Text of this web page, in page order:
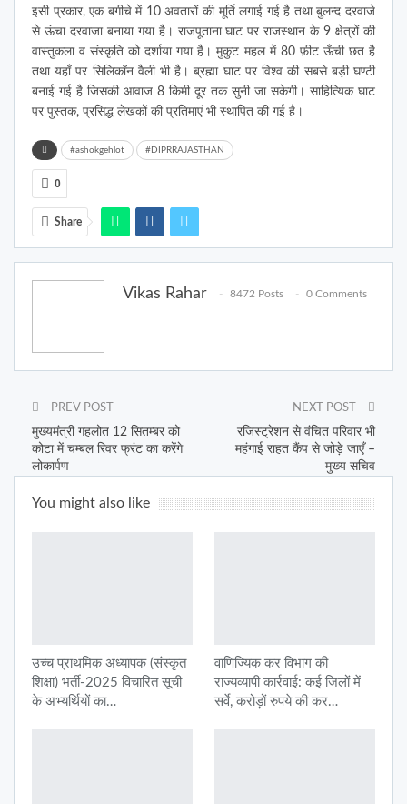
इसी प्रकार, एक बगीचे में 10 अवतारों की मूर्ति लगाई गई है तथा बुलन्द दरवाजे
से ऊंचा दरवाजा बनाया गया है। राजपूताना घाट पर राजस्थान के 9 क्षेत्रों की
वास्तुकला व संस्कृति को दर्शाया गया है। मुकुट महल में 80 फ़ीट ऊँची छत है
तथा यहाँ पर सिलिकॉन वैली भी है। ब्रह्मा घाट पर विश्व की सबसे बड़ी घण्टी
बनाई गई है जिसकी आवाज 8 किमी दूर तक सुनी जा सकेगी। साहित्यिक घाट
पर पुस्तक, प्रसिद्ध लेखकों की प्रतिमाएं भी स्थापित की गई है।
#ashokgehlot #DIPRRAJASTHAN
0
Share
Vikas Rahar 8472 Posts 0 Comments
PREV POST
मुख्यमंत्री गहलोत 12 सितम्बर को
कोटा में चम्बल रिवर फ्रंट का करेंगे
लोकार्पण
NEXT POST
रजिस्ट्रेशन से वंचित परिवार भी
महंगाई राहत कैंप से जोड़े जाएँ –
मुख्य सचिव
You might also like
उच्च प्राथमिक अध्यापक (संस्कृत
शिक्षा) भर्ती-2025 विचारित सूची
के अभ्यर्थियों का…
वाणिज्यिक कर विभाग की
राज्यव्यापी कार्रवाई: कई जिलों में
सर्वे, करोड़ों रुपये की कर…